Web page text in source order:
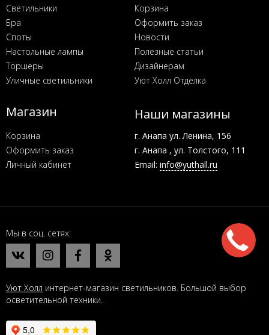
Светильники
Бра
Споты
Настольные лампы
Торшеры
Уличные светильники
Корзина
Оформить заказ
Новости
Полезные статьи
Дизайнерам
Уют Холл Отделка
Магазин
Корзина
Оформить заказ
Личный кабинет
Наши магазины
г. Анапа ул. Ленина, 156
г. Анапа , ул. Толстого, 111
Email: info@yuthall.ru
Мы в соц. сетях
Уют Холл интернет-магазин светильников. Большой выбор
осветительной техники.